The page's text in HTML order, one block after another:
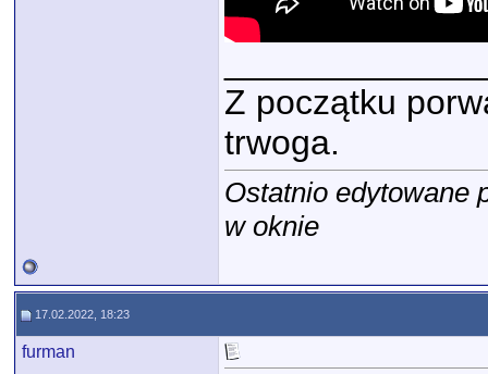
Z początku
trwoga.
Ostatnio edytowane
w oknie
17.02.2022, 18:23
furman